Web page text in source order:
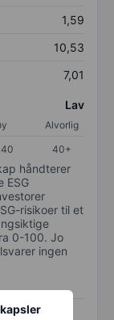
1,59
10,53
7,01
Lav
Alvorlig
40+
håndterer
ESG
risikoer til et
0-100. Jo
ingen